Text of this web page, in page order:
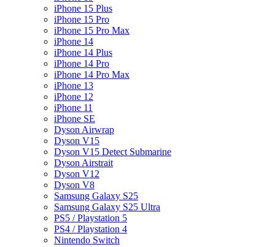
iPhone 15 Plus
iPhone 15 Pro
iPhone 15 Pro Max
iPhone 14
iPhone 14 Plus
iPhone 14 Pro
iPhone 14 Pro Max
iPhone 13
iPhone 12
iPhone 11
iPhone SE
Dyson Airwrap
Dyson V15
Dyson V15 Detect Submarine
Dyson Airstrait
Dyson V12
Dyson V8
Samsung Galaxy S25
Samsung Galaxy S25 Ultra
PS5 / Playstation 5
PS4 / Playstation 4
Nintendo Switch